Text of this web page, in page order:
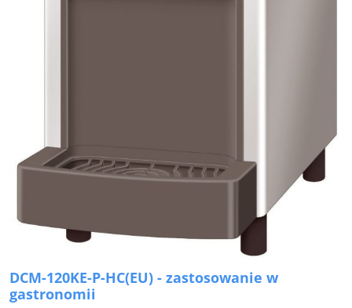
DCM-120KE-P-HC(EU) - zastosowanie w
gastronomii